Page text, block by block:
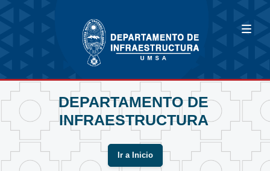
DEPARTAMENTO DE
INFRAESTRUCTURA
Ir a Inicio